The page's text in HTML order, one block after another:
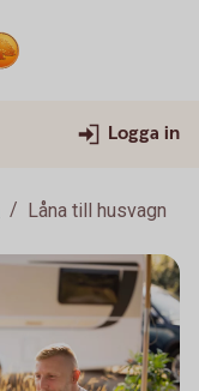
Logga in
Låna till husvagn